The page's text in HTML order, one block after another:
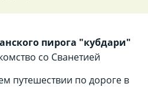
пирога "кубдари"
со Сванетией
путешествии по дороге в